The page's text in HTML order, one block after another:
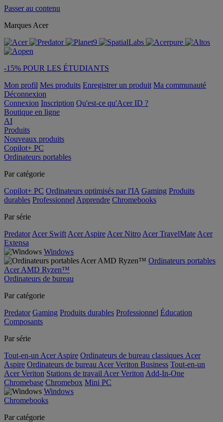
Passer au contenu
Marques Acer
-15% POUR LES ÉTUDIANTS
Mon profil Mes produits Enregistrer un produit Ma communauté
Déconnexion
Connexion Inscription Qu'est-ce qu'Acer ID ?
Boutique en ligne
AI
Produits
Nouveaux produits
Copilot+ PC
Ordinateurs portables
Par catégorie
Copilot+ PC Ordinateurs optimisés par l'IA Gaming Produits
durables Professionnel Apprendre Chromebooks
Par série
Predator Acer Swift Acer Aspire Acer Nitro Acer TravelMate Acer
Extensa
Windows
Ordinateurs portables
Acer AMD Ryzen™
Ordinateurs de bureau
Par catégorie
Predator Gaming Produits durables Professionnel Éducation
Composants
Par série
Tout-en-un Acer Aspire Ordinateurs de bureau classiques Acer
Aspire Ordinateurs de bureau Acer Veriton Business Tout-en-un
Acer Veriton Stations de travail Acer Veriton Add-In-One
Chromebase Chromebox Mini PC
Windows
Chromebooks
Par catégorie